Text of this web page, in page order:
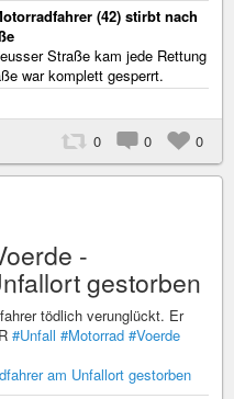
(42) stirbt nach
Straße kam jede Rettung
war komplett gesperrt.
0 0 0
-
gestorben
tödlich verunglückt. Er
#Unfall #Motorrad #Voerde
am Unfallort gestorben